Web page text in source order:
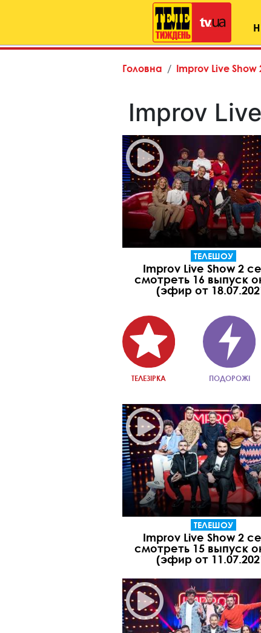
Головна Improv Live Show
Improv
ТЕЛЕШОУ
Improv Live Show 2
смотреть 16 выпуск
(эфир от
ТЕЛЕЗІРКА ПОДОРОЖІ
ТЕЛЕШОУ
Improv Live Show 2
смотреть 15 выпуск
(эфир от